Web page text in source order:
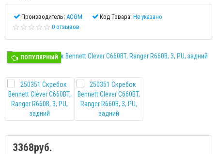
Производитель: ACGM Код Товара: Не указано
0 отзывов
ПОПУЛЯРНЫЙ
3368руб.